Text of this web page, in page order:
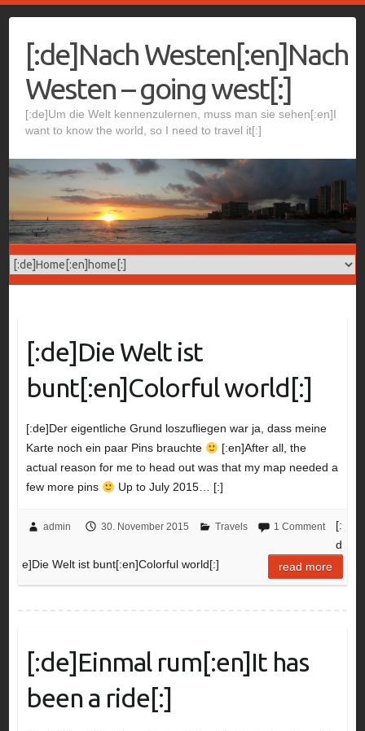
content[:de]Nach Westen[:en]Nach
Westen – going west[:]
[:de]Um die Welt kennenzulernen, muss man sie sehen[:en]I
want to know the world, so I need to travel it[:]
[:de]Die Welt ist
bunt[:en]Colorful world[:]
[:de]Der eigentliche Grund loszufliegen war ja, dass meine
Karte noch ein paar Pins brauchte
[:en]After all, the
actual reason for me to head out was that my map needed a
few more pins
Up to July 2015… [:]
admin 30. November 2015 Travels 1 Comment
[:
d
e]Die Welt ist bunt[:en]Colorful world[:]
read more
[:de]Einmal rum[:en]It has
been a ride[:]